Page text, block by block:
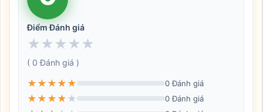
Điểm Đánh giá
★ ★ ★ ★ ★
( 0 Đánh giá )
★ ★ ★ ★ ★ 0 Đánh giá
★ ★ ★ ★ ★ 0 Đánh giá